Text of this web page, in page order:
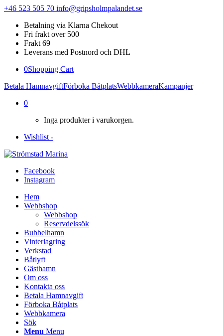
+46 523 505 70 info@gripsholmpalandet.se
Betalning via Klarna Chekout
Fri frakt over 500
Frakt 69
Leverans med Postnord och DHL
0Shopping Cart
Betala HamnavgiftFörboka BåtplatsWebbkameraKampanjer
0
Inga produkter i varukorgen.
Wishlist -
Facebook
Instagram
Hem
Webbshop
Webbshop
Reservdelssök
Bubbelhamn
Vinterlagring
Verkstad
Båtlyft
Gästhamn
Om oss
Kontakta oss
Betala Hamnavgift
Förboka Båtplats
Webbkamera
Sök
Menu Menu